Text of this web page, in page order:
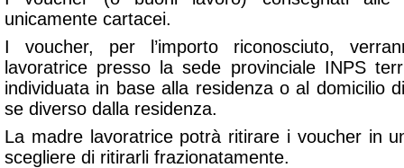
unicamente cartacei.
I voucher, per l’importo riconosciuto,
lavoratrice presso la sede provinciale INPS
individuata in base alla residenza o al domicilio
se diverso dalla residenza.
La madre lavoratrice potrà ritirare i voucher in
scegliere di ritirarli frazionatamente.